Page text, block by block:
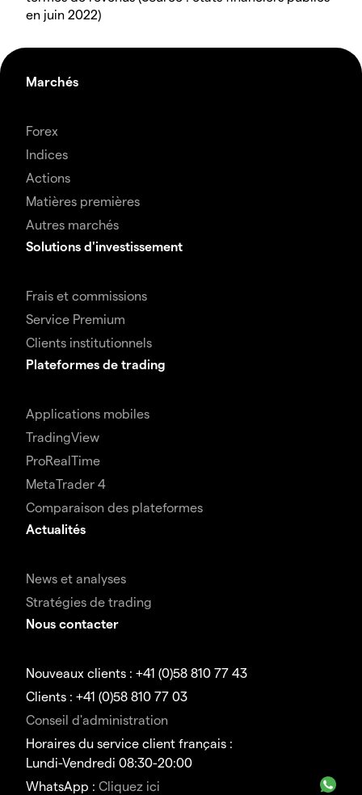
en juin 2022)
Marchés
Forex
Indices
Actions
Matières premières
Autres marchés
Solutions d'investissement
Frais et commissions
Service Premium
Clients institutionnels
Plateformes de trading
Applications mobiles
TradingView
ProRealTime
MetaTrader 4
Comparaison des plateformes
Actualités
News et analyses
Stratégies de trading
Nous contacter
Nouveaux clients : +41 (0)58 810 77 43
Clients : +41 (0)58 810 77 03
Conseil d'administration
Horaires du service client français :
Lundi-Vendredi 08:30-20:00
WhatsApp : Cliquez ici